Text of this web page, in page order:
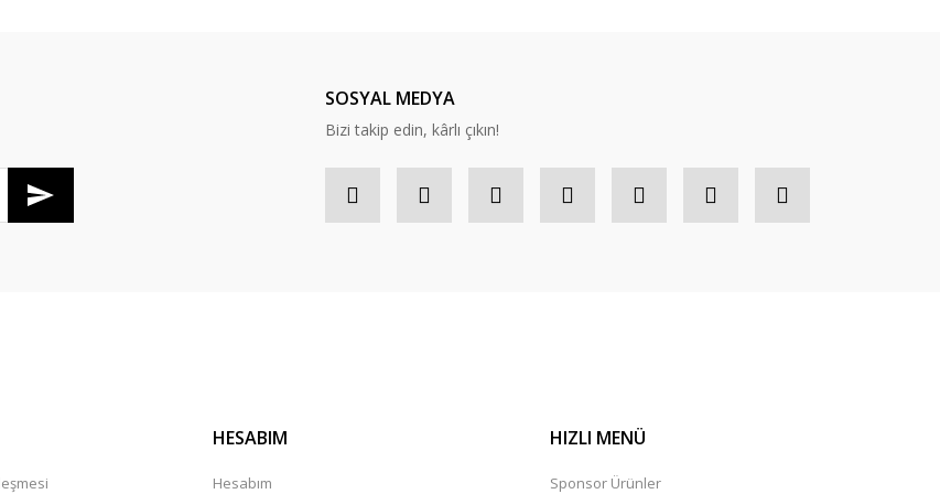
SOSYAL MEDYA
Bizi takip edin, kârlı çıkın!
HESABIM
Hesabım
HIZLI MENÜ
Sponsor Ürünler